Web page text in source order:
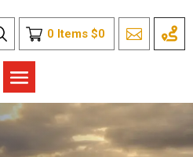
0 Items $0